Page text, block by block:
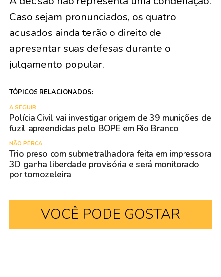
Caso sejam pronunciados, os quatro
acusados ainda terão o direito de
apresentar suas defesas durante o
julgamento popular.
TÓPICOS RELACIONADOS:
A SEGUIR
Polícia Civil vai investigar origem de 39 munições de
fuzil apreendidas pelo BOPE em Rio Branco
NÃO PERCA
Trio preso com submetralhadora feita em impressora
3D ganha liberdade provisória e será monitorado
por tornozeleira
VOCÊ PODE GOSTAR